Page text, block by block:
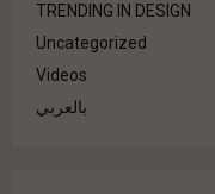
TRENDING IN DESIGN
Uncategorized
Videos
بالعربي